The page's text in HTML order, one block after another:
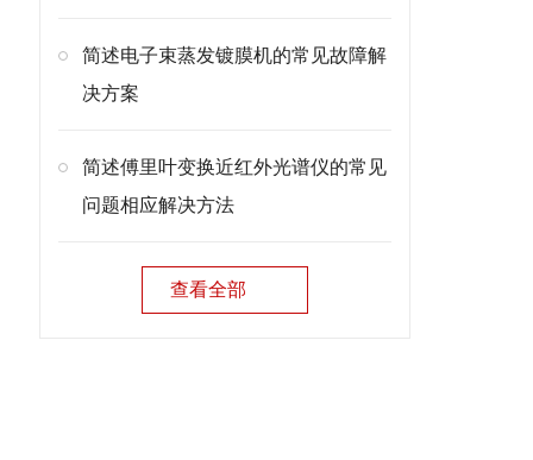
简述电子束蒸发镀膜机的常见故障解
决方案
简述傅里叶变换近红外光谱仪的常见
问题相应解决方法
查看全部